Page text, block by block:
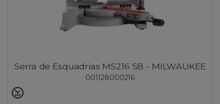
Serra de Esquadrias MS216 SB - MILWAUKEE
001128000216